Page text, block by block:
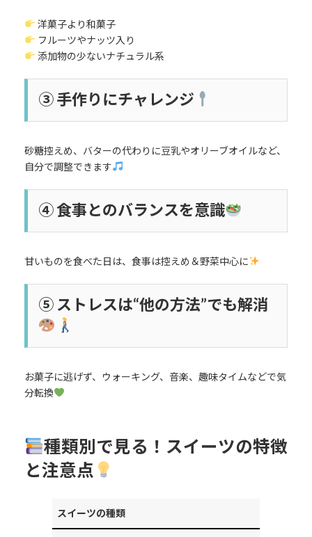
洋菓子より和菓子
フルーツやナッツ入り
添加物の少ないナチュラル系
③ 手作りにチャレンジ
砂糖控えめ、バターの代わりに豆乳やオリーブオイルなど、
自分で調整できます
④ 食事とのバランスを意識
甘いものを食べた日は、食事は控えめ＆野菜中心に
⑤ ストレスは“他の方法”でも解消
お菓子に逃げず、ウォーキング、音楽、趣味タイムなどで気
分転換
種類別で見る！スイーツの特徴
と注意点
スイーツの種類